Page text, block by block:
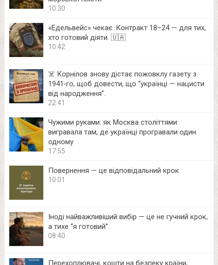
10:30
«Едельвейс» чекає. Контракт 18–24 — для тих,
хто готовий діяти. 🇺🇦
10:42
☠️ Корнілов знову дістає пожовклу газету з
1941‑го, щоб довести, що “українці — нацисти
від народження”.
22:41
Чужими руками: як Москва століттями
вигравала там, де українці програвали один
одному
17:55
Повернення — це відповідальний крок
10:01
Іноді найважливіший вибір — це не гучний крок,
а тихе “я готовий”.
08:40
Перехоплювачі, кошти на безпеку країни,